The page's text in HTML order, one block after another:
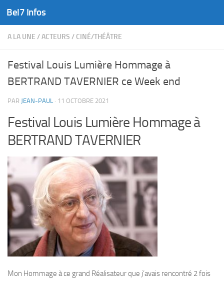
Skip to content
Bel7 Infos
A LA UNE /ACTEURS / CINÉ/THÉÂTRE
Festival Louis Lumière Hommage à
BERTRAND TAVERNIER ce Week end
PAR JEAN-PAUL · 11 OCTOBRE 2021
Festival Louis Lumière Hommage à
BERTRAND TAVERNIER
Mon Hommage à ce grand Réalisateur que j’avais rencontré 2 fois